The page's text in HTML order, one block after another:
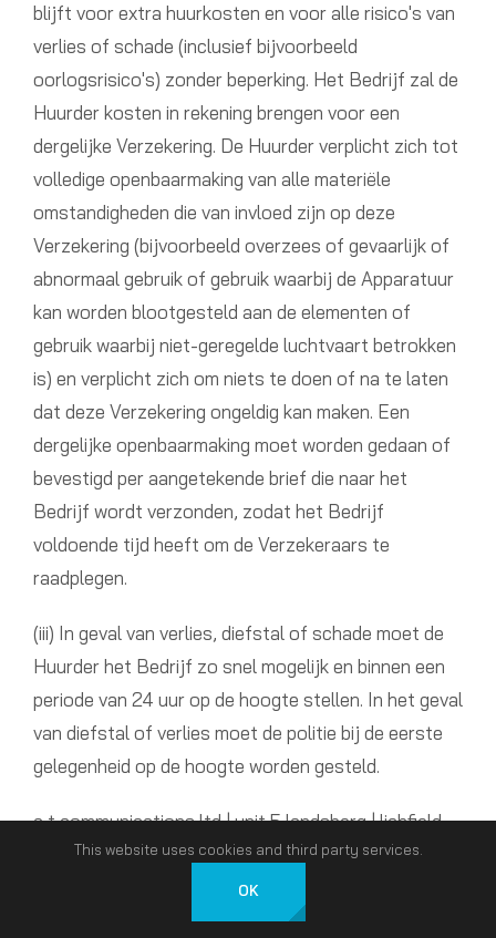
blijft voor extra huurkosten en voor alle risico's van
verlies of schade (inclusief bijvoorbeeld
oorlogsrisico's) zonder beperking. Het Bedrijf zal de
Huurder kosten in rekening brengen voor een
dergelijke Verzekering. De Huurder verplicht zich tot
volledige openbaarmaking van alle materiële
omstandigheden die van invloed zijn op deze
Verzekering (bijvoorbeeld overzees of gevaarlijk of
abnormaal gebruik of gebruik waarbij de Apparatuur
kan worden blootgesteld aan de elementen of
gebruik waarbij niet-geregelde luchtvaart betrokken
is) en verplicht zich om niets te doen of na te laten
dat deze Verzekering ongeldig kan maken. Een
dergelijke openbaarmaking moet worden gedaan of
bevestigd per aangetekende brief die naar het
Bedrijf wordt verzonden, zodat het Bedrijf
voldoende tijd heeft om de Verzekeraars te
raadplegen.
(iii) In geval van verlies, diefstal of schade moet de
Huurder het Bedrijf zo snel mogelijk en binnen een
periode van 24 uur op de hoogte stellen. In het geval
van diefstal of verlies moet de politie bij de eerste
gelegenheid op de hoogte worden gesteld.
a t communications ltd | unit 5 landsberg | lichfield
road ind. estate | tamworth | staffordshire | b79 7xb
t: 01827 301010 | f: 01827 301019 | e:
atc@atcomms.co.uk | w:
This website uses cookies and third party services.
OK